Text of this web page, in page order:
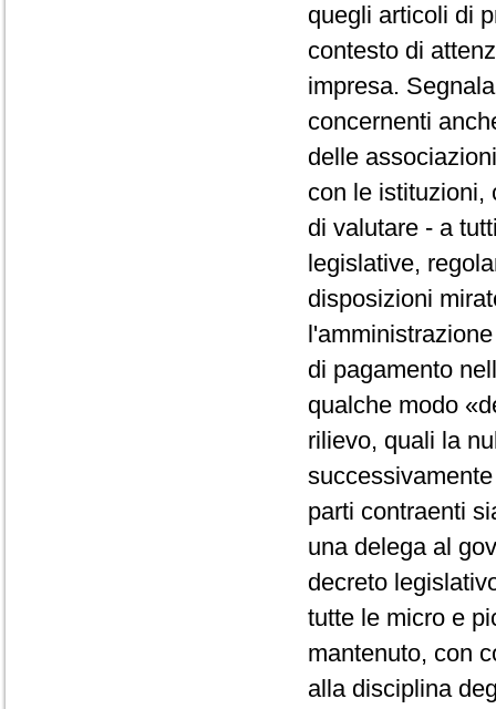
quegli articoli di
contesto di
impresa.
concernenti
delle
con le istituzioni,
di valutare - a
legislative,
disposizioni
di pagamento
qualche modo
rilievo, quali la
parti contraenti
una delega al
decreto
tutte le micro e
mantenuto, con
alla disciplina